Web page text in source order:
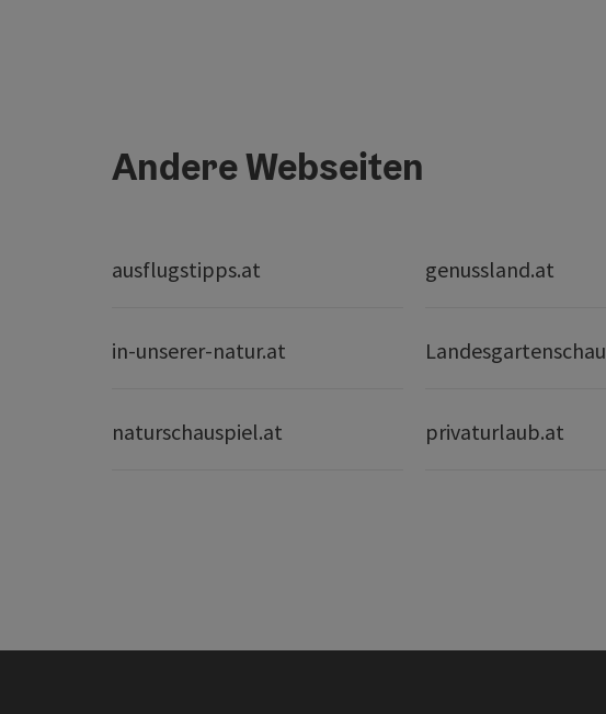
Andere Webseiten
ausflugstipps.at genussland.at
in-unserer-natur.at Landesgartenschau
naturschauspiel.at privaturlaub.at